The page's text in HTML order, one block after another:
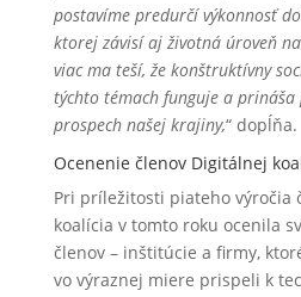
postavíme predurčí výkonnosť
ktorej závisí aj životná úroveň
viac ma teší, že konštruktívny
týchto témach funguje a prináša
prospech našej krajiny,“ dopĺňa.
Ocenenie členov Digitálnej
Pri príležitosti piateho výročia
koalícia v tomto roku ocenila
členov – inštitúcie a firmy,
vo výraznej miere prispeli k